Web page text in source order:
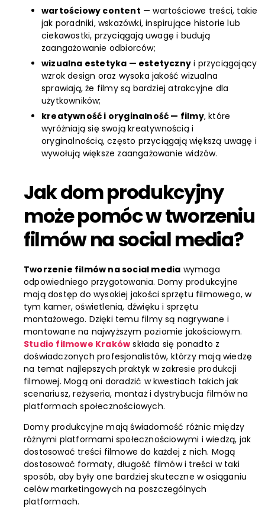
wartościowy content — wartościowe treści, takie
jak poradniki, wskazówki, inspirujące historie lub
ciekawostki, przyciągają uwagę i budują
zaangażowanie odbiorców;
wizualna estetyka — estetyczny i przyciągający
wzrok design oraz wysoka jakość wizualna
sprawiają, że filmy są bardziej atrakcyjne dla
użytkowników;
kreatywność i oryginalność — filmy, które
wyróżniają się swoją kreatywnością i
oryginalnością, często przyciągają większą uwagę i
wywołują większe zaangażowanie widzów.
Jak dom produkcyjny
może pomóc w tworzeniu
filmów na social media?
Tworzenie filmów na social media wymaga
odpowiedniego przygotowania. Domy produkcyjne
mają dostęp do wysokiej jakości sprzętu filmowego, w
tym kamer, oświetlenia, dźwięku i sprzętu
montażowego. Dzięki temu filmy są nagrywane i
montowane na najwyższym poziomie jakościowym.
Studio filmowe Kraków składa się ponadto z
doświadczonych profesjonalistów, którzy mają wiedzę
na temat najlepszych praktyk w zakresie produkcji
filmowej. Mogą oni doradzić w kwestiach takich jak
scenariusz, reżyseria, montaż i dystrybucja filmów na
platformach społecznościowych.
Domy produkcyjne mają świadomość różnic między
różnymi platformami społecznościowymi i wiedzą, jak
dostosować treści filmowe do każdej z nich. Mogą
dostosować formaty, długość filmów i treści w taki
sposób, aby były one bardziej skuteczne w osiąganiu
celów marketingowych na poszczególnych
platformach.